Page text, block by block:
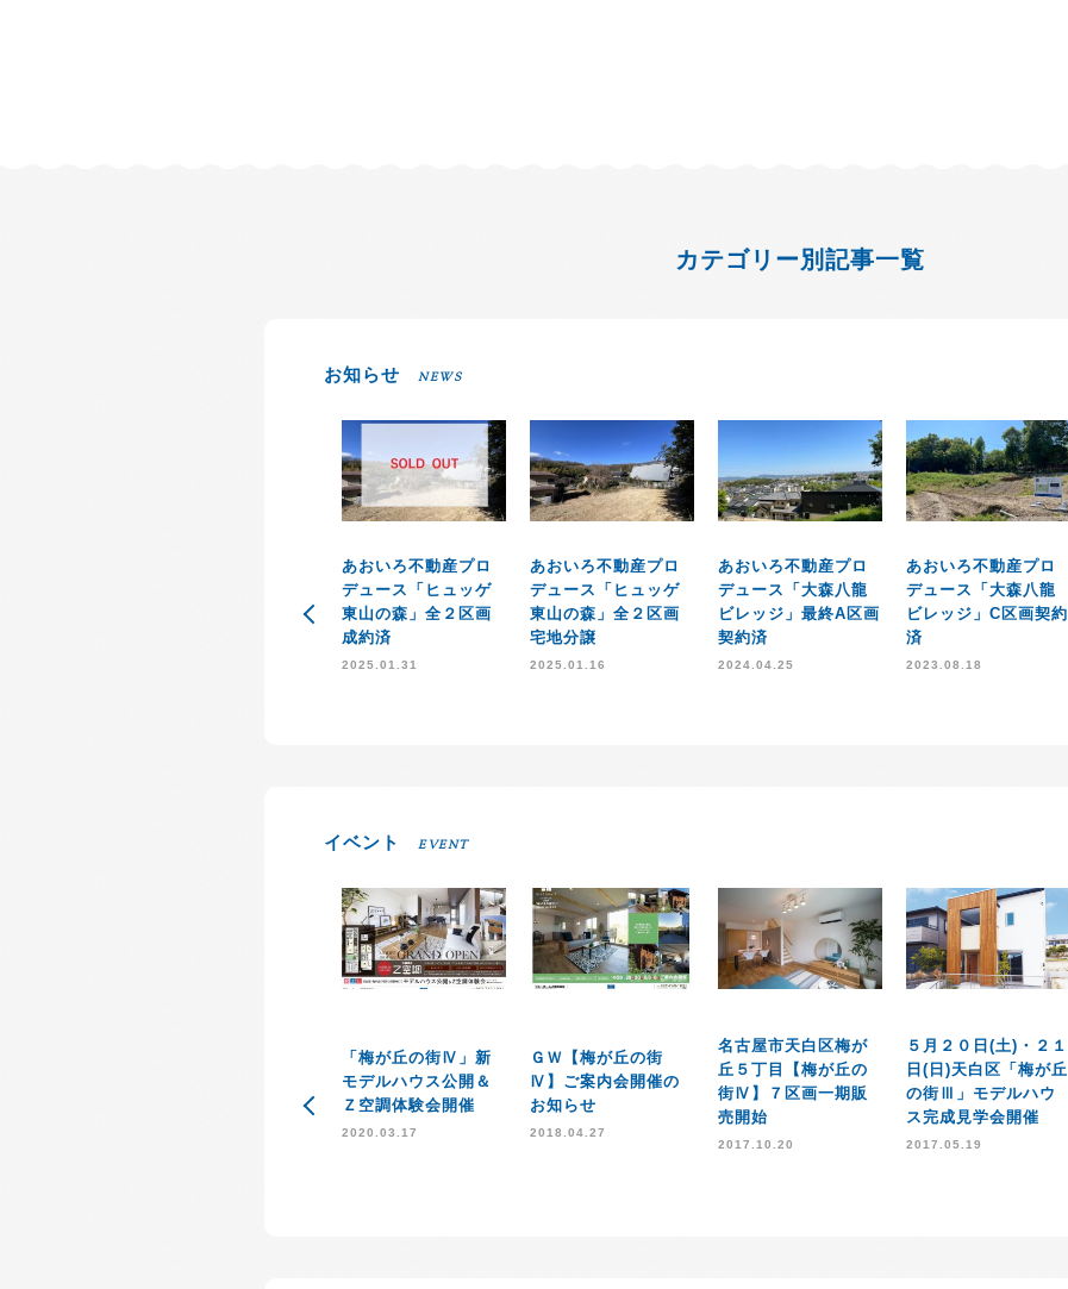
カテゴリー別記事一覧
お知らせ NEWS
あおいろ不動産プロ
デュース「ヒュッゲ
東山の森」全２区画
成約済
2025.01.31
あおいろ不動産プロ
デュース「ヒュッゲ
東山の森」全２区画
宅地分譲
2025.01.16
あおいろ不動産プロ
デュース「大森八龍
ビレッジ」最終A区画
契約済
2024.04.25
あおいろ不動産プロ
デュース「大森八龍
ビレッジ」C区画契約
済
2023.08.18
イベント EVENT
「梅が丘の街Ⅳ」新
モデルハウス公開＆
Ｚ空調体験会開催
2020.03.17
ＧＷ【梅が丘の街
Ⅳ】ご案内会開催の
お知らせ
2018.04.27
名古屋市天白区梅が
丘５丁目【梅が丘の
街Ⅳ】７区画一期販
売開始
2017.10.20
５月２０日(土)・２１
日(日)天白区「梅が丘
の街Ⅲ」モデルハウ
ス完成見学会開催
2017.05.19